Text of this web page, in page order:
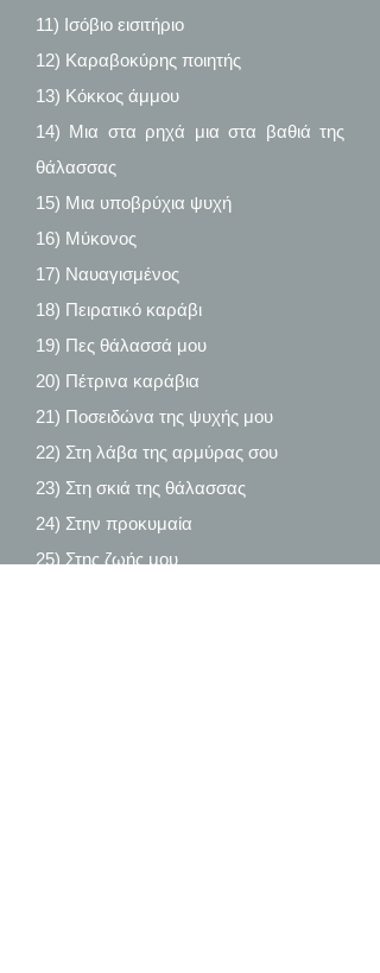
11) Ισόβιο εισιτήριο
12) Καραβοκύρης ποιητής
13) Κόκκος άμμου
14) Μια στα ρηχά μια στα βαθιά της
θάλασσας
15) Μια υποβρύχια ψυχή
16) Μύκονος
17) Ναυαγισμένος
18) Πειρατικό καράβι
19) Πες θάλασσά μου
20) Πέτρινα καράβια
21) Ποσειδώνα της ψυχής μου
22) Στη λάβα της αρμύρας σου
23) Στη σκιά της θάλασσας
24) Στην προκυμαία
25) Στης ζωής μου